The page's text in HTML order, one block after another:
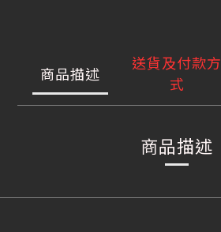
商品描述
送貨及付款方
式
商品描述